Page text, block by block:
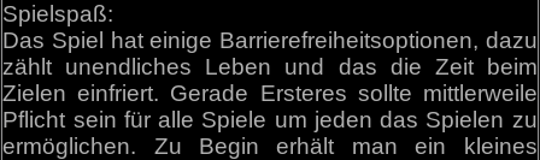
Spielspaß:
Das Spiel hat einige Barrierefreiheitsoptionen, dazu
zählt unendliches Leben und das die Zeit beim
Zielen einfriert. Gerade Ersteres sollte mittlerweile
Pflicht sein für alle Spiele um jeden das Spielen zu
ermöglichen. Zu Begin erhält man ein kleines